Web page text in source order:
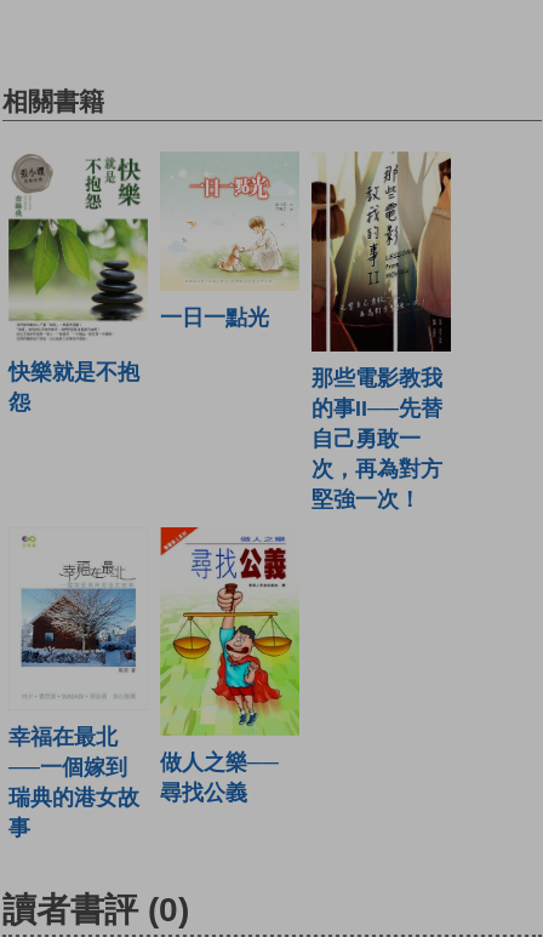
相關書籍
快樂就是不抱
怨
一日一點光
那些電影教我
的事II──先替
自己勇敢一
次，再為對方
堅強一次！
幸福在最北
──一個嫁到
瑞典的港女故
事
做人之樂──
尋找公義
讀者書評 (0)